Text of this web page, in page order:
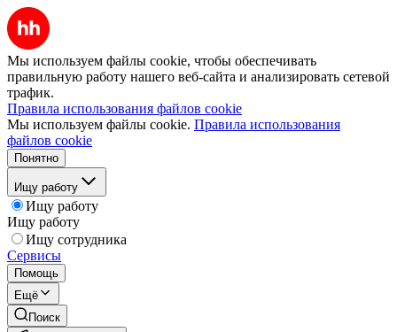
Мы используем файлы cookie, чтобы обеспечивать
правильную работу нашего веб-сайта и анализировать сетевой
трафик.
Правила использования файлов cookie
Мы используем файлы cookie. Правила использования
файлов cookie
Понятно
Ищу работу
Ищу работу
Ищу работу
Ищу сотрудника
Сервисы
Помощь
Ещё
Поиск